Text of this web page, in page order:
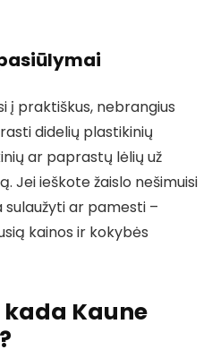
į praktiškus, nebrangius
didelių plastikinių
ar paprastų lėlių už
Jei ieškote žaislo nešimuisi
ar pamesti –
kainos ir kokybės
kada Kaune